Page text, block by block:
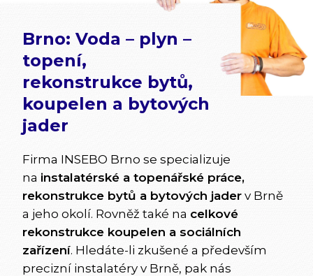
Brno: Voda – plyn –
topení,
rekonstrukce bytů,
koupelen a bytových
jader
Firma INSEBO Brno se specializuje
na instalatérské a topenářské práce,
rekonstrukce bytů a bytových jader v Brně
a jeho okolí. Rovněž také na celkové
rekonstrukce koupelen a sociálních
zařízení. Hledáte-li zkušené a především
precizní instalatéry v Brně, pak nás